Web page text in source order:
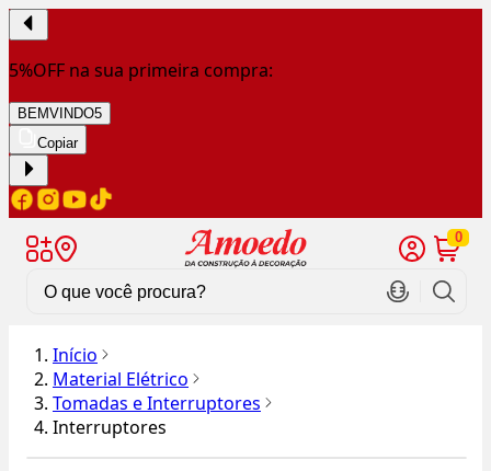
5%OFF na sua primeira compra:
BEMVINDO5
Copiar
0
Início
Material Elétrico
Tomadas e Interruptores
Interruptores